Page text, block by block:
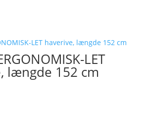
LET
længde 152 cm